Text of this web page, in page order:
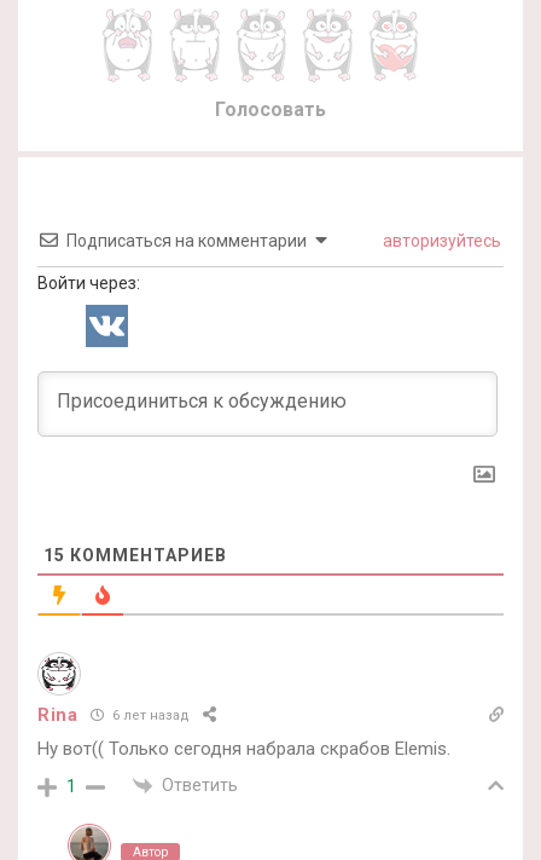
Голосовать
Подписаться на комментарии авторизуйтесь
Войти через:
15 КОММЕНТАРИЕВ
Rina 6 лет назад
Ну вот(( Только сегодня набрала скрабов Elemis.
1 Ответить
Автор